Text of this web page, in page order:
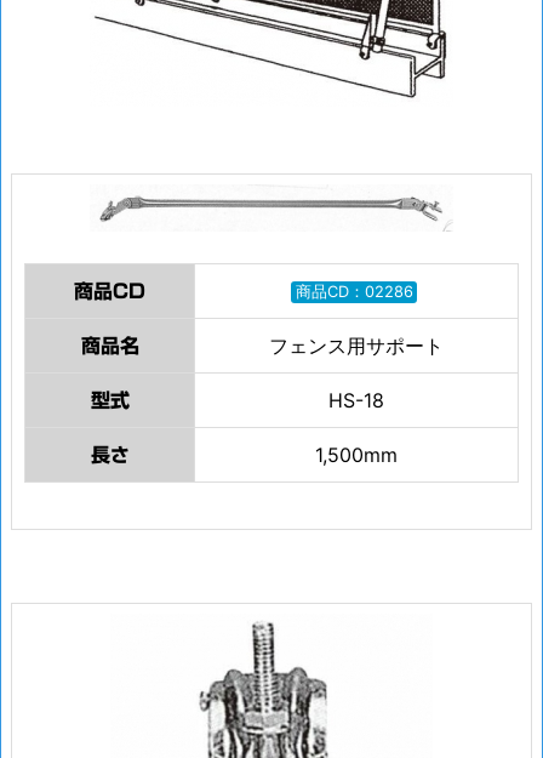
商品CD 商品CD：02286
商品名 フェンス用サポート
型式 HS-18
長さ 1,500mm